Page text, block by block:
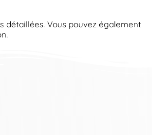
Vous pouvez également